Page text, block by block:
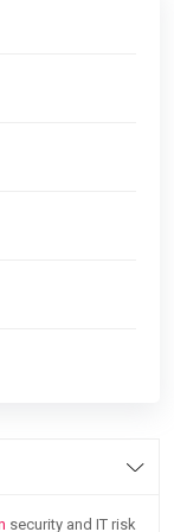
security and IT risk